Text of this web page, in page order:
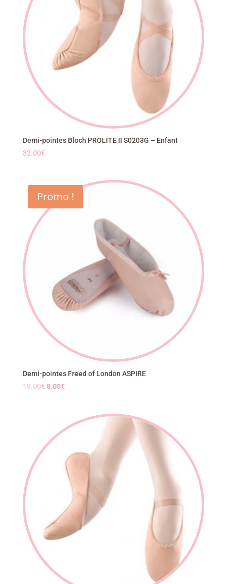
Demi-pointes Bloch PROLITE II S0203G – Enfant
32.00€
Promo !
Demi-pointes Freed of London ASPIRE
19.00€ Le
19.00€.
8.00€Le
est :
8.00€.